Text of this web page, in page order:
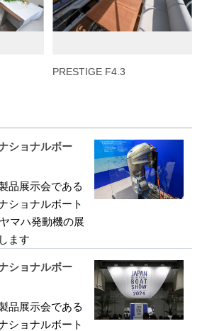
PRESTIGE F4.3
ショナルボー
品展示会である
ショナルボート
マハ発動機の展
ます
ショナルボー
品展示会である
ショナルボート